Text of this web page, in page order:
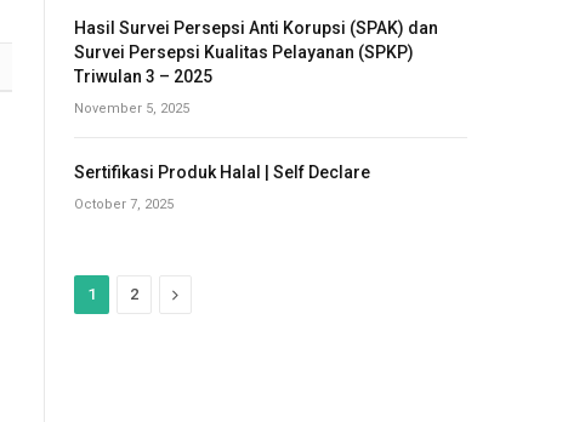
Hasil Survei Persepsi Anti Korupsi (SPAK) dan
Survei Persepsi Kualitas Pelayanan (SPKP)
Triwulan 3 – 2025
November 5, 2025
Sertifikasi Produk Halal | Self Declare
October 7, 2025
1 2
N